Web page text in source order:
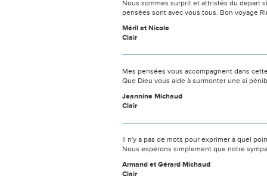
Nous sommes surprit et attristés du depart
pensées sont avec vous tous. Bon voyage
Méril et Nicole
Clair
Mes pensées vous accompagnent dans
Que Dieu vous aide à surmonter une si
Jeannine Michaud
Clair
Il n'y a pas de mots pour exprimer à quel
Nous espérons simplement que notre
Armand et Gérard Michaud
Clair